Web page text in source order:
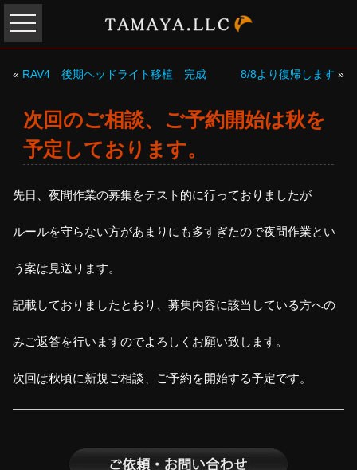
« RAV4 後期ヘッドライト移植 完成 8/8より復帰します »
次回のご相談、ご予約開始は秋を
予定しております。
先日、夜間作業の募集をテスト的に行っておりましたが
ルールを守らない方があまりにも多すぎたので夜間作業とい
う案は見送ります。
記載しておりましたとおり、募集内容に該当している方への
みご返答を行いますのでよろしくお願い致します。
次回は秋頃に新規ご相談、ご予約を開始する予定です。